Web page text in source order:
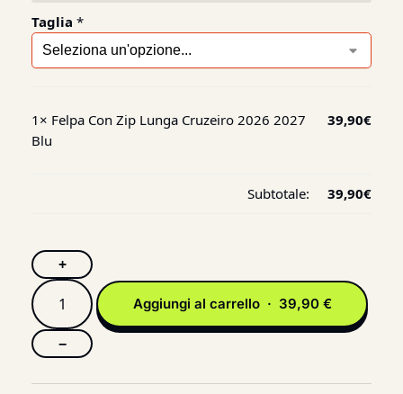
Taglia *
1× Felpa Con Zip Lunga Cruzeiro 2026 2027
Blu
39,90€
Subtotale: 39,90€
+
−
Aggiungi al carrello · 39,90 €